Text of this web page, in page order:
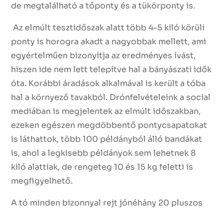
de megtalálható a tőponty és a tükörponty is.
Az elmúlt tesztidőszak alatt több 4-5 kiló körüli
ponty is horogra akadt a nagyobbak mellett, ami
egyértelműen bizonyítja az eredményes ívást,
hiszen ide nem lett telepítve hal a bányászati idők
óta. Korábbi áradások alkalmával is került a tóba
hal a környező tavakból. Drónfelvételeink a social
mediában is megjelentek az elmúlt időszakban,
ezeken egészen megdöbbentő pontycsapatokat
is láthattok, több 100 példányból álló bandákat
is, ahol a legkisebb példányok sem lehetnek 8
kiló alattiak, de rengeteg 10 és 15 kg feletti is
megfigyelhető.
A tó minden bizonnyal rejt jónéhány 20 pluszos